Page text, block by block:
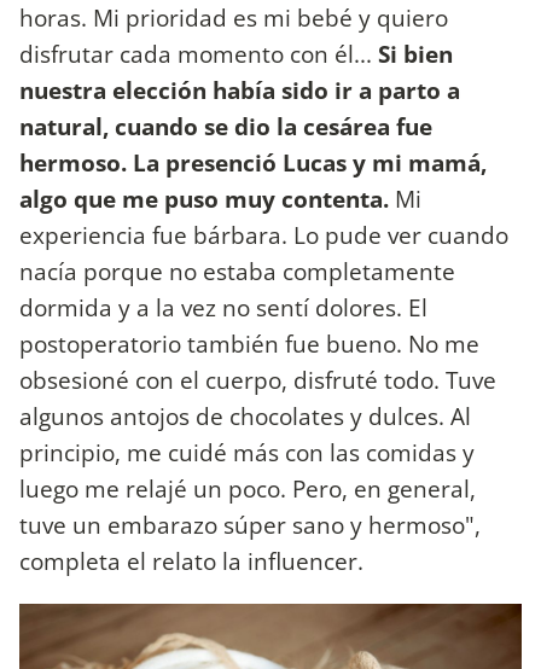
horas. Mi prioridad es mi bebé y quiero
disfrutar cada momento con él... Si bien
nuestra elección había sido ir a parto a
natural, cuando se dio la cesárea fue
hermoso. La presenció Lucas y mi mamá,
algo que me puso muy contenta. Mi
experiencia fue bárbara. Lo pude ver cuando
nacía porque no estaba completamente
dormida y a la vez no sentí dolores. El
postoperatorio también fue bueno. No me
obsesioné con el cuerpo, disfruté todo. Tuve
algunos antojos de chocolates y dulces. Al
principio, me cuidé más con las comidas y
luego me relajé un poco. Pero, en general,
tuve un embarazo súper sano y hermoso",
completa el relato la influencer.